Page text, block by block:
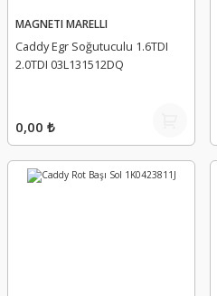
MAGNETI MARELLI
Caddy Egr Soğutuculu 1.6TDI
2.0TDI 03L131512DQ
0,00 ₺